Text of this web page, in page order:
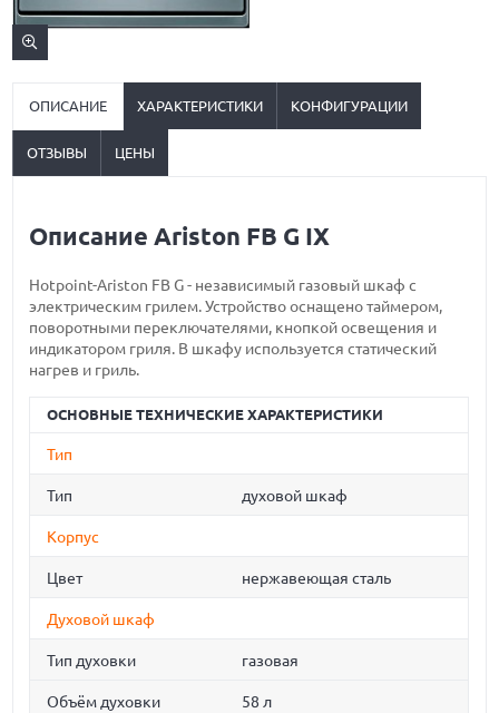
ОПИСАНИЕ ХАРАКТЕРИСТИКИ КОНФИГУРАЦИИ
ОТЗЫВЫ ЦЕНЫ
Описание Ariston FB G IX
Hotpoint-Ariston FB G - независимый газовый шкаф с
электрическим грилем. Устройство оснащено таймером,
поворотными переключателями, кнопкой освещения и
индикатором гриля. В шкафу используется статический
нагрев и гриль.
ОСНОВНЫЕ ТЕХНИЧЕСКИЕ ХАРАКТЕРИСТИКИ
Тип
Тип духовой шкаф
Корпус
Цвет нержавеющая сталь
Духовой шкаф
Тип духовки газовая
Объём духовки 58 л